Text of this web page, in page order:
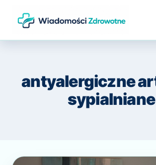
antyalergiczne
sypialniane